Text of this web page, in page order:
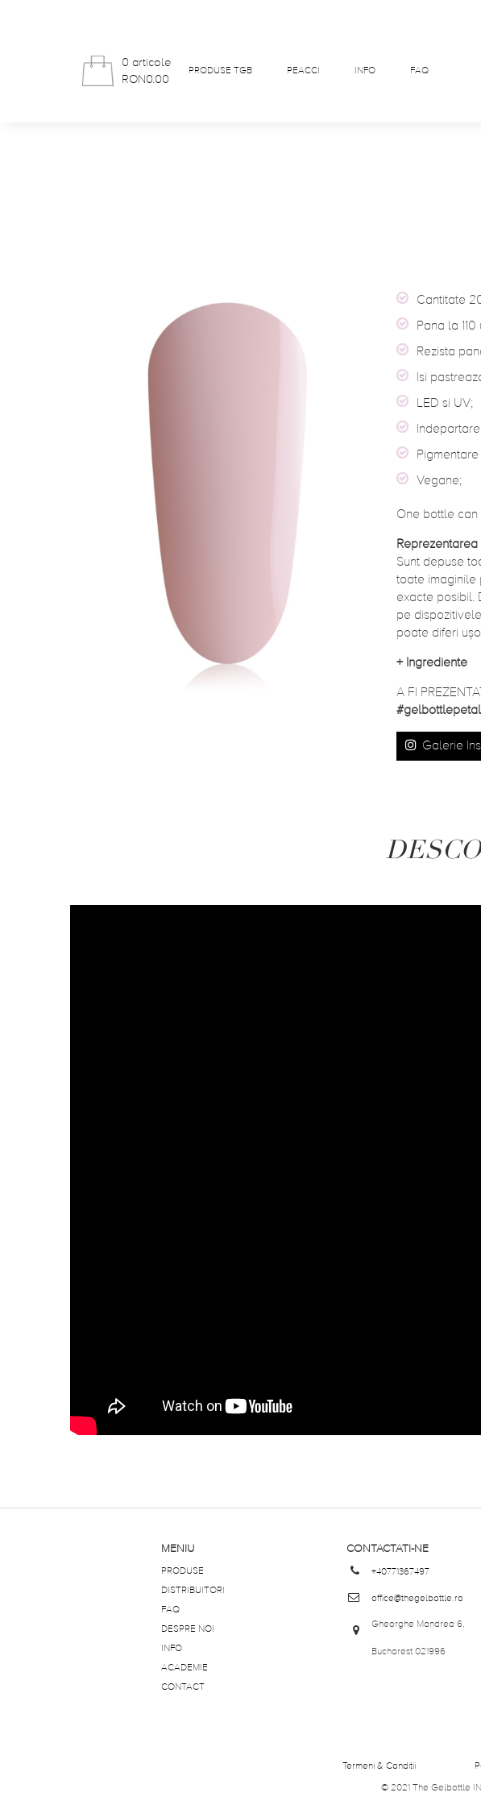
0 articole
RON0.00
PRODUSE TGB PEACCI INFO FAQ
Cantitate
Pana la 110
Rezista
Isi
LED si UV;
Pigmentare
Vegane;
One bottle can
Sunt depuse
toate imaginile
exacte posibil.
pe
poate diferi
+ Ingrediente
A FI
#gelbottlepetal
Galerie
MENIU
PRODUSE
DISTRIBUITORI
FAQ
DESPRE NOI
INFO
ACADEMIE
CONTACT
CONTACTATI-NE
+40771367497
office@thegelbottle.ro
Gheorghe Mandrea 6,
Bucharest 021996
Termeni & Conditii
© 2021 The Gelbottle